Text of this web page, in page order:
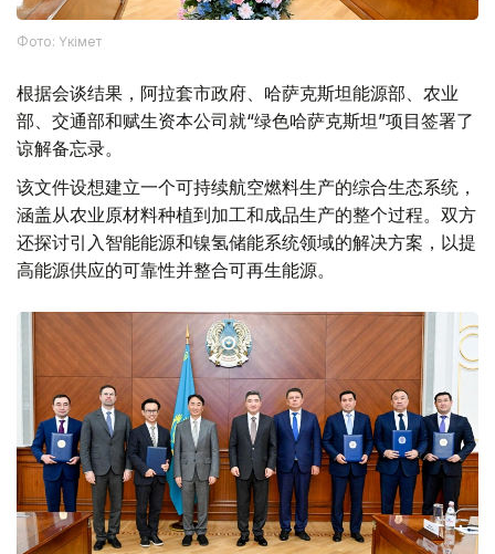
Фото: Үкімет
根据会谈结果，阿拉套市政府、哈萨克斯坦能源部、农业
部、交通部和赋生资本公司就“绿色哈萨克斯坦”项目签署了
谅解备忘录。
该文件设想建立一个可持续航空燃料生产的综合生态系统，
涵盖从农业原材料种植到加工和成品生产的整个过程。双方
还探讨引入智能能源和镍氢储能系统领域的解决方案，以提
高能源供应的可靠性并整合可再生能源。